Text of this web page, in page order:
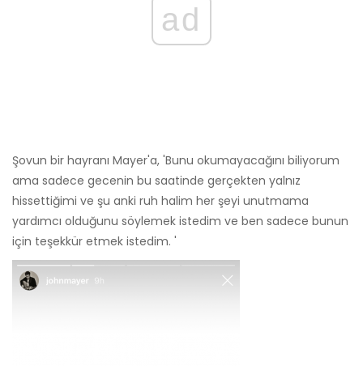
ad
Şovun bir hayranı Mayer'a, 'Bunu okumayacağını biliyorum
ama sadece gecenin bu saatinde gerçekten yalnız
hissettiğimi ve şu anki ruh halim her şeyi unutmama
yardımcı olduğunu söylemek istedim ve ben sadece bunun
için teşekkür etmek istedim. '